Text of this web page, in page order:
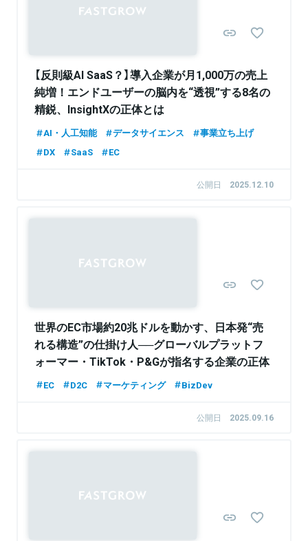
【反則級AI SaaS？】導入企業が月1,000万の売上
純増！エンドユーザーの脳内を“透視”する8名の
精鋭、InsightXの正体とは
AI・人工知能 データサイエンス
事業立ち上げ
DX
SaaS EC
公開日 2025.12.10
世界のEC市場約20兆ドルを動かす、日本発“売
れる構造”の仕掛け人──グローバルプラットフ
ォーマー・TikTok・P&Gが指名する企業の正体
EC D2C マーケティング BizDev
公開日 2025.09.16